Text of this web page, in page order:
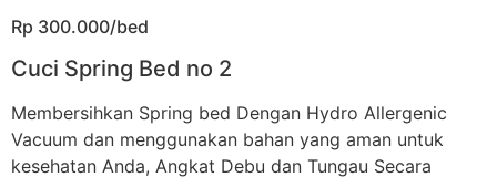
Rp 300.000/bed
Cuci Spring Bed no 2
Membersihkan Spring bed Dengan Hydro Allergenic
Vacuum dan menggunakan bahan yang aman untuk
kesehatan Anda, Angkat Debu dan Tungau Secara